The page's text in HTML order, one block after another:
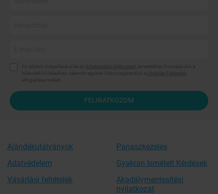
FELIRATKOZOM
Ajándékutalványok
Adatvédelem
Vásárlási feltételek
Panaszkezelés
Gyakran Ismételt Kérdések
Akadálymentesítési
nyilatkozat